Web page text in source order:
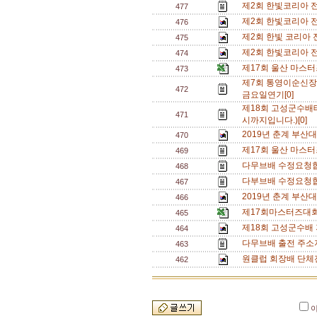
477 제2회 한빛코리아
476 제2회 한빛코리아
475 제2회 한빛 코리아
474 제2회 한빛코리아
473 제17회 울산 마스
472
제7회 통영이순신
금요일연기[0]
471
제18회 고성군수배
시까지입니다.)[0]
470 2019년 춘계 부산
469 제17회 울산 마스
468 다무브배 수정요
467 다부브배 수정요
466 2019년 춘계 부산
465 제17회마스터즈대
464 제18회 고성군수
463 다무브배 출전 주
462 원클럽 회장배 단